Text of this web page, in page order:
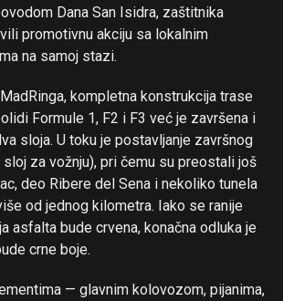
Dana San Isidra, zaštitnika
promotivnu akciju sa lokalnim
na samoj stazi.
kompletna konstrukcija trase
Formule 1, F2 i F3 već je završena i
sloja. U toku je postavljanje završnog
za vožnju), pri čemu su preostali još
deo Ribere del Sena i nekoliko tunela
od jednog kilometra. Iako se ranije
asfalta bude crvena, konačna odluka je
crne boje.
— glavnim kolovozom, pijanima,